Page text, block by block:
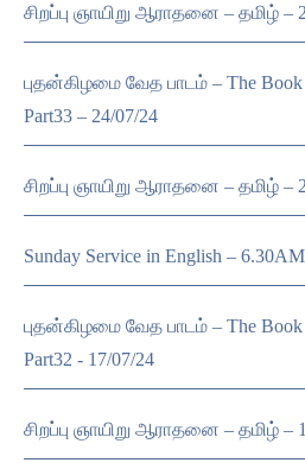
சிறப்பு ஞாயிறு ஆராதனை – தமிழ் –
புதன்கிழமை வேத பாடம் – The
Part33 – 24/07/24
சிறப்பு ஞாயிறு ஆராதனை – தமிழ் –
Sunday Service in English –
புதன்கிழமை வேத பாடம் – The
Part32 - 17/07/24
சிறப்பு ஞாயிறு ஆராதனை – தமிழ் –